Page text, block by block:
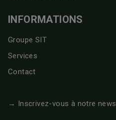
INFORMATIONS
Groupe SIT
Services
Contact
→ Inscrivez-vous à notre